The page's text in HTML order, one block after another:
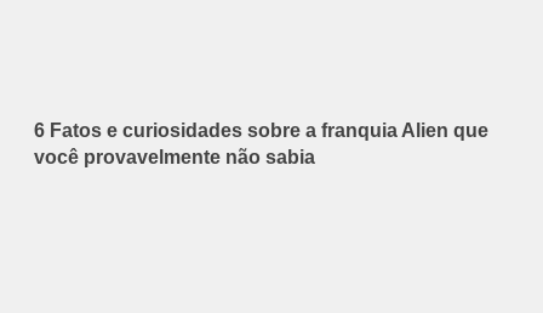
6 Fatos e curiosidades sobre a franquia Alien que
você provavelmente não sabia